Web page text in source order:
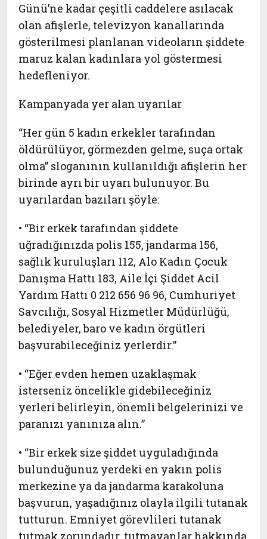
Günü’ne kadar çeşitli caddelere asılacak
olan afişlerle, televizyon kanallarında
gösterilmesi planlanan videoların şiddete
maruz kalan kadınlara yol göstermesi
hedefleniyor.
Kampanyada yer alan uyarılar
“Her gün 5 kadın erkekler tarafından
öldürülüyor, görmezden gelme, suça ortak
olma” sloganının kullanıldığı afişlerin her
birinde ayrı bir uyarı bulunuyor. Bu
uyarılardan bazıları şöyle:
• “Bir erkek tarafından şiddete
uğradığınızda polis 155, jandarma 156,
sağlık kuruluşları 112, Alo Kadın Çocuk
Danışma Hattı 183, Aile İçi Şiddet Acil
Yardım Hattı 0 212 656 96 96, Cumhuriyet
Savcılığı, Sosyal Hizmetler Müdürlüğü,
belediyeler, baro ve kadın örgütleri
başvurabileceğiniz yerlerdir.”
• “Eğer evden hemen uzaklaşmak
isterseniz öncelikle gidebileceğiniz
yerleri belirleyin, önemli belgelerinizi ve
paranızı yanınıza alın.”
• “Bir erkek size şiddet uyguladığında
bulunduğunuz yerdeki en yakın polis
merkezine ya da jandarma karakoluna
başvurun, yaşadığınız olayla ilgili tutanak
tutturun. Emniyet görevlileri tutanak